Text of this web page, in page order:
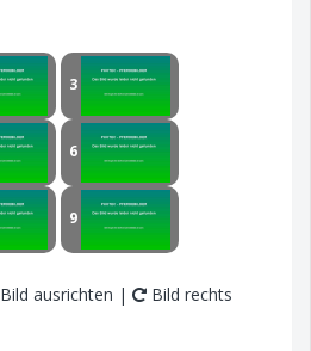
3
6
9
Bild ausrichten |
Bild rechts